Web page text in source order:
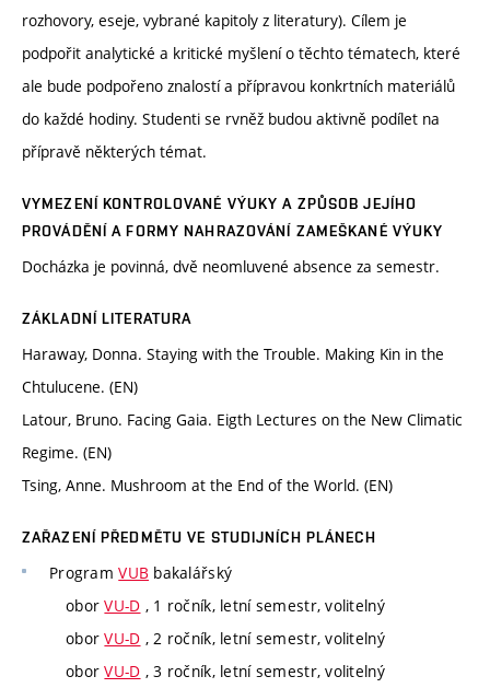
rozhovory, eseje, vybrané kapitoly z literatury). Cílem je
podpořit analytické a kritické myšlení o těchto tématech, které
ale bude podpořeno znalostí a přípravou konkrtních materiálů
do každé hodiny. Studenti se rvněž budou aktivně podílet na
přípravě některých témat.
VYMEZENÍ KONTROLOVANÉ VÝUKY A ZPŮSOB JEJÍHO
PROVÁDĚNÍ A FORMY NAHRAZOVÁNÍ ZAMEŠKANÉ VÝUKY
Docházka je povinná, dvě neomluvené absence za semestr.
ZÁKLADNÍ LITERATURA
Haraway, Donna. Staying with the Trouble. Making Kin in the
Chtulucene. (EN)
Latour, Bruno. Facing Gaia. Eigth Lectures on the New Climatic
Regime. (EN)
Tsing, Anne. Mushroom at the End of the World. (EN)
ZAŘAZENÍ PŘEDMĚTU VE STUDIJNÍCH PLÁNECH
ProgramVUB bakalářský
oborVU-D , 1 ročník, letní semestr, volitelný
oborVU-D , 2 ročník, letní semestr, volitelný
oborVU-D , 3 ročník, letní semestr, volitelný